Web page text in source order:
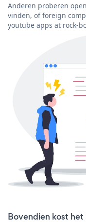
Anderen proberen
vinden, of foreign
youtube apps at rock-
Bovendien kost het